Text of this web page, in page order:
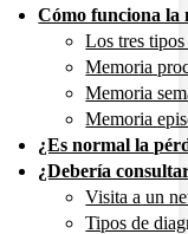
Cómo funciona la
Los tres
Memoria
Memoria
Memoria
¿Es normal la
¿Debería
Visita a un
Tipos de